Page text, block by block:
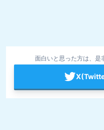
面白いと思った方は、是